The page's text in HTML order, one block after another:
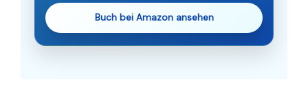
Buch bei Amazon ansehen